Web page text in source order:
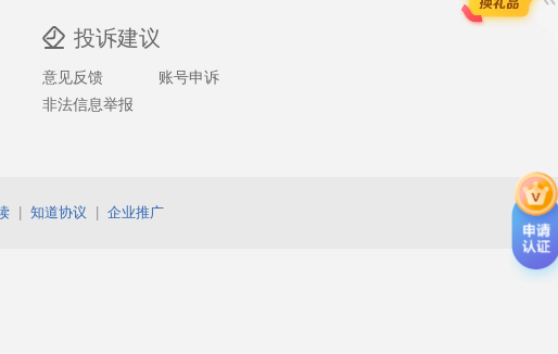
投诉建议
意见反馈
账号申诉
非法信息举报
知道协议 企业推广